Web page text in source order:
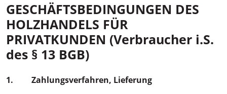
GESCHÄFTSBEDINGUNGEN DES
HOLZHANDELS FÜR
PRIVATKUNDEN (Verbraucher i.S.
des § 13 BGB)
1. Zahlungsverfahren, Lieferung